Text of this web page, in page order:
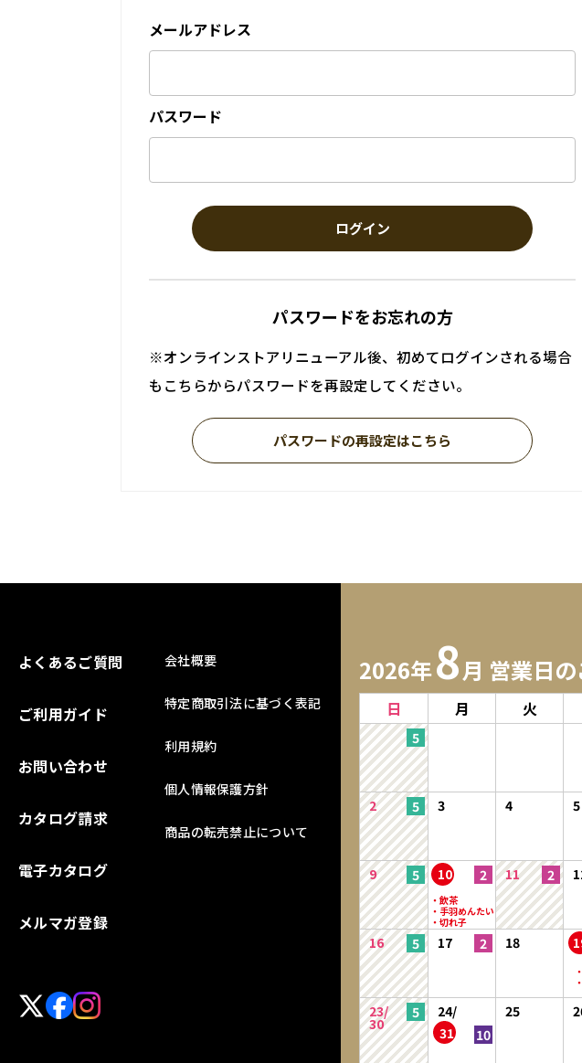
メールアドレス
パスワード
ログイン
パスワードをお忘れの方
※オンラインストアリニューアル後、初めてログインされる場合
もこちらからパスワードを再設定してください。
パスワードの再設定はこちら
2026年8月 営業日
日 月 火
2 3 4 5
9 10 11
16 17 18
23/
30
24/
31
25
よくあるご質問
ご利用ガイド
お問い合わせ
カタログ請求
電子カタログ
メルマガ登録
会社概要
特定商取引法に基づく表記
利用規約
個人情報保護方針
商品の転売禁止について